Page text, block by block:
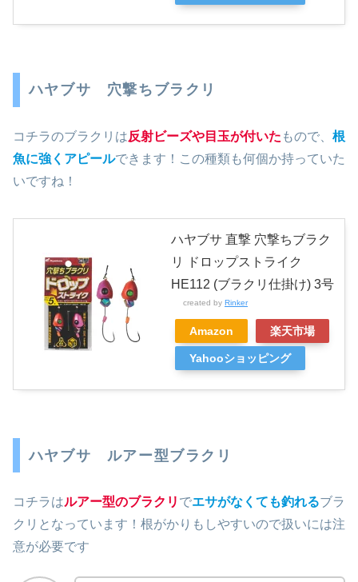
ハヤブサ 穴撃ちブラクリ
コチラのブラクリは反射ビーズや目玉が付いた もので、 根
魚に強くアピールできます！この種類も何個か持っていた
いですね！
ハヤブサ 直撃 穴撃ちブラク
リ ドロップストライク
HE112 (ブラクリ仕掛け) 3号
created by Rinker
Amazon 楽天市場
Yahooショッピング
ハヤブサ ルアー型ブラクリ
コチラはルアー型のブラクリ でエサがなくても釣れるブラ
クリとなっています！根がかりもしやすいので扱いには注
意が必要です